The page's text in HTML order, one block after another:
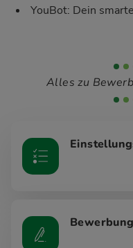
YouBot: Dein
Alles zu
Bewerbung